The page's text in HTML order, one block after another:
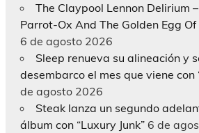
The Claypool Lennon Delirium
Parrot-Ox And The Golden Egg
6 de agosto 2026
Sleep renueva su alineación y
desembarco el mes que viene con
de agosto 2026
Steak lanza un segundo
álbum con “Luxury Junk” 6 de